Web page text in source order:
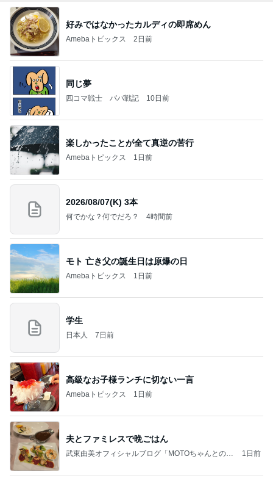
好みではなかったカルディの即席めん
Amebaトピックス 2日前
同じ夢
四コマ戦士 パパ戦記 10日前
楽しかったことが全て真逆の苦行
Amebaトピックス 1日前
2026/08/07(K) 3本
何でかな？何でだろ？ 4時間前
モト 亡き父の誕生日は原爆の日
Amebaトピックス 1日前
学生
日本人 7日前
高級なお子様ランチに切ない一言
Amebaトピックス 1日前
夫とファミレスで晩ごはん
武東由美オフィシャルブログ「MOTOちゃんとのは
1日前